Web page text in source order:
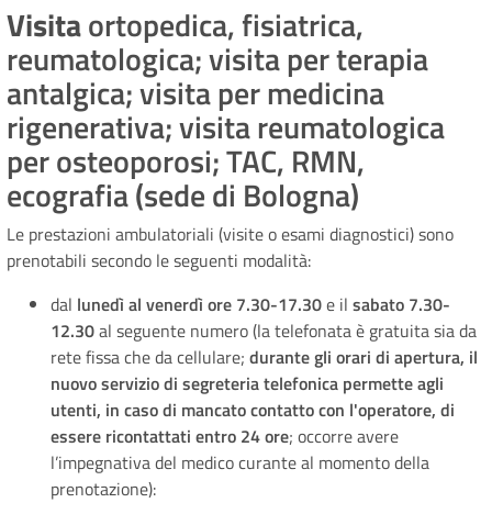
Visitaortopedica, fisiatrica,
reumatologica; visita per terapia
antalgica; visita per medicina
rigenerativa; visita reumatologica
per osteoporosi; TAC, RMN,
ecografia (sede di Bologna)
Le prestazioni ambulatoriali (visite o esami diagnostici) sono
prenotabili secondo le seguenti modalità:
dal lunedì al venerdì ore 7.30-17.30e il sabato 7.30-
12.30al seguente numero (la telefonata è gratuita sia da
rete fissa che da cellulare; durante gli orari di apertura, il
nuovo servizio di segreteria telefonica permette agli
utenti, in caso di mancato contatto con l'operatore, di
essere ricontattati entro 24 ore; occorre avere
l’impegnativa del medico curante al momento della
prenotazione):